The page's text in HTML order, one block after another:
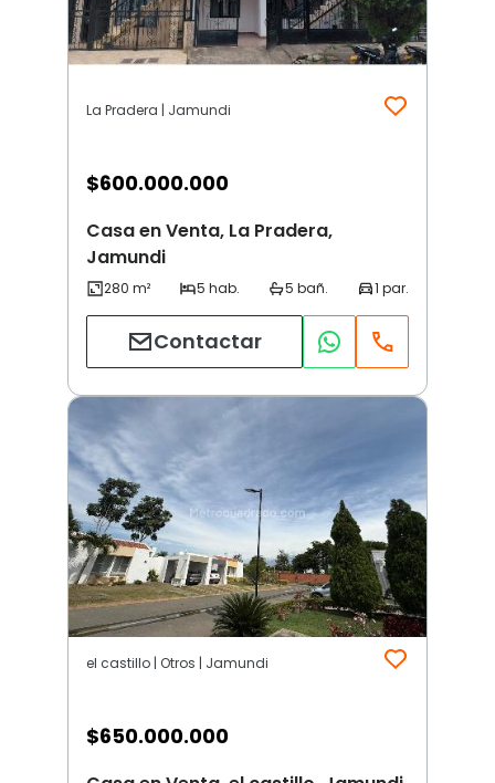
La Pradera | Jamundi
$600.000.000
Casa en Venta, La Pradera,
Jamundi
Contactar
el castillo | Otros | Jamundi
$650.000.000